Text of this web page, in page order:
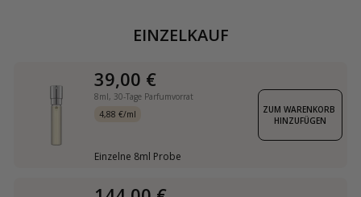
EINZELKAUF
39,00 €
8ml, 30-Tage Parfumvorrat
4,88 €/ml
Einzelne 8ml Probe
ZUM WARENKORB
HINZUFÜGEN